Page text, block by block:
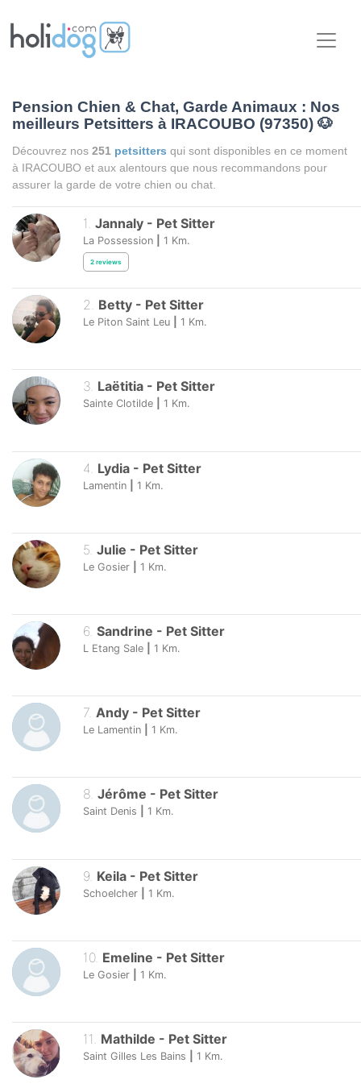
Pension Chien & Chat, Garde Animaux : Nos
meilleurs Petsitters à IRACOUBO (97350) 🐶
Découvrez nos 251 petsitters qui sont disponibles en ce moment
à IRACOUBO et aux alentours que nous recommandons pour
assurer la garde de votre chien ou chat.
1. Jannaly - Pet Sitter
La Possession 1 Km.
2 reviews
2. Betty - Pet Sitter
Le Piton Saint Leu 1 Km.
3. Laëtitia - Pet Sitter
Sainte Clotilde 1 Km.
4 Lydia - Pet Sitter
Lamentin 1 Km.
5 Julie - Pet Sitter
Le Gosier 1 Km.
6. Sandrine - Pet Sitter
L Etang Sale 1 Km.
7. Andy - Pet Sitter
Le Lamentin 1 Km.
8. Jérôme - Pet Sitter
Saint Denis 1 Km.
9 Keila - Pet Sitter
Schoelcher 1 Km.
10. Emeline - Pet Sitter
Le Gosier 1 Km.
11 Mathilde - Pet Sitter
Saint Gilles Les Bains 1 Km.